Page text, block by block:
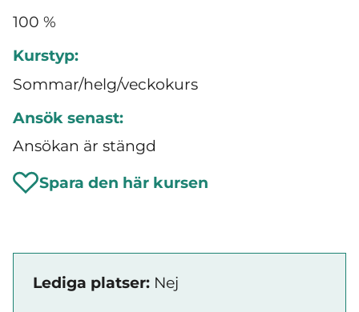
100 %
Kurstyp:
Sommar/helg/veckokurs
Ansök senast:
Ansökan är stängd
Spara den här kursen
Lediga platser: Nej